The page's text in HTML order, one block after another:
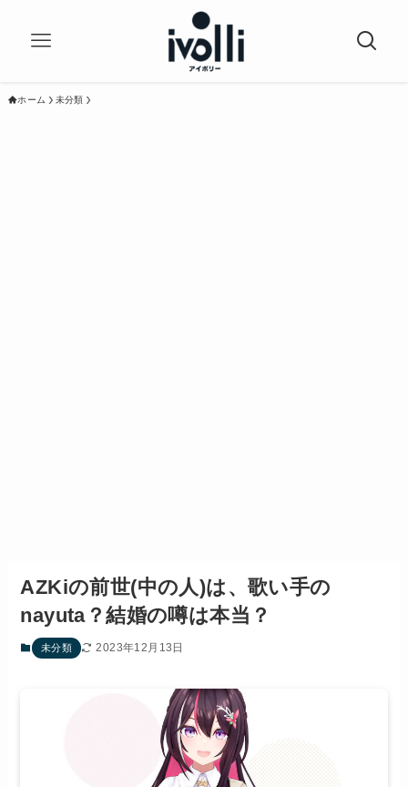
ホーム 未分類
AZKiの前世(中の人)は、歌い手の
nayuta？結婚の噂は本当？
未分類 2023年12月13日